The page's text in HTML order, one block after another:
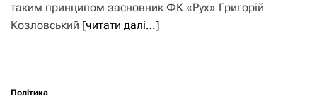
таким принципом засновник ФК «Рух» Григорій
Козловський [читати далі…]
Політика